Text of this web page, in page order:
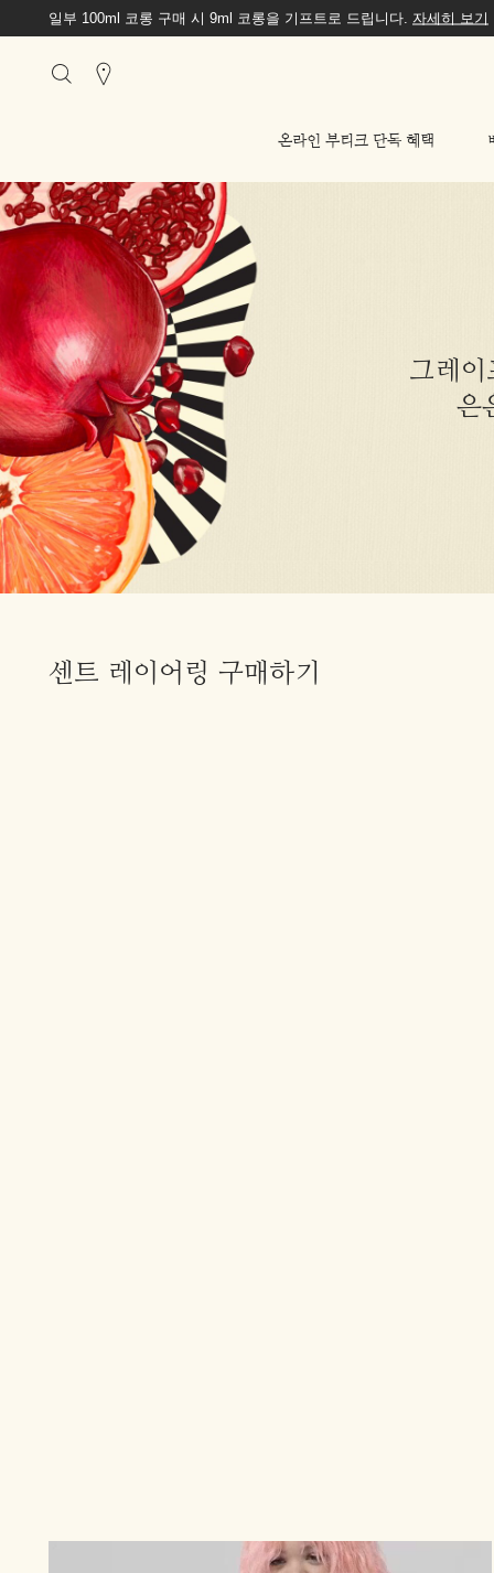
일부 100ml 코롱 구매 시 9ml 코롱을 기프트로 드립니다. 자세히 보기
온라인 부티크 단독 혜택
Stores
그레
은
센트 레이어링 구매하기